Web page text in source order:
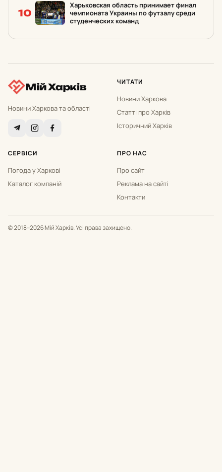
10
Харьковская область принимает финал
чемпионата Украины по футзалу среди
студенческих команд
Мій Харків
Новини Харкова та області
ЧИТАТИ
Новини Харкова
Статті про Харків
Історичний Харків
СЕРВІСИ
Погода у Харкові
Каталог компаній
ПРО НАС
Про сайт
Реклама на сайті
Контакти
© 2018–2026 Мій Харків. Усі права захищено.